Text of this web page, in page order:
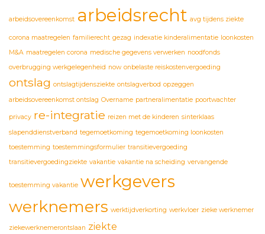
arbeidsovereenkomst arbeidsrecht avg tijdens ziekte
corona maatregelen familierecht gezag indexatie kinderalimentatie loonkosten
M&A maatregelen corona medische gegevens verwerken noodfonds
overbrugging werkgelegenheid now onbelaste reiskostenvergoeding
ontslag ontslagtijdensziekte ontslagverbod opzeggen
arbeidsovereenkomst ontslag Overname partneralimentatie poortwachter
privacy re-integratie reizen met de kinderen sinterklaas
slapenddienstverband tegemoetkoming tegemoetkoming loonkosten
toestemming toestemmingsformulier transitievergoeding
transitievergoedingziekte vakantie vakantie na scheiding vervangende
toestemming vakantie werkgevers
werknemers werktijdverkorting werkvloer zieke werknemer
ziekewerknemerontslaan ziekte